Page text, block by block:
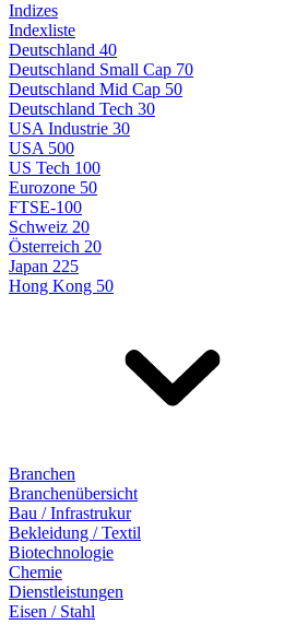
Indizes
Indexliste
Deutschland 40
Deutschland Small Cap 70
Deutschland Mid Cap 50
Deutschland Tech 30
USA Industrie 30
USA 500
US Tech 100
Eurozone 50
FTSE-100
Schweiz 20
Österreich 20
Japan 225
Hong Kong 50
Branchen
Branchenübersicht
Bau / Infrastrukur
Bekleidung / Textil
Biotechnologie
Chemie
Dienstleistungen
Eisen / Stahl